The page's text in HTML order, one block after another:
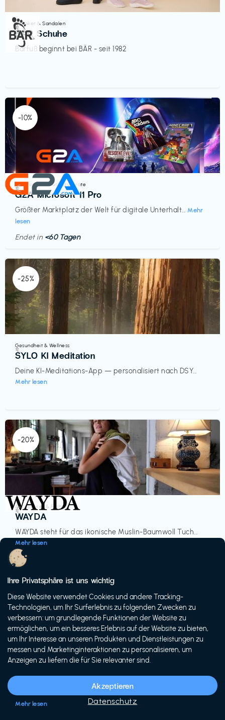
Sneaker & Sandalen
BÄR Schuhe
Barfuß beginnt bei BÄR - seit 1982
€‎
-10%
Elektronik & Haushaltsgeräte
G2A Microsoft 11 Pro
Größter Marktplatz der Welt für digitale Unterhalt... Mehr
lesen
€‎
Endet in <60 Tagen
-25%
Gesundheit & Wellness
SYLO KI Meditation
Deine KI-Meditations-App — personalisiert nach DSY...
Mehr lesen
€‎
-20%
Accessoires & Fashion
WAYDA
WAYDA steht für das ikonische Muslin-Baumwoll Tuch...
Mehr lesen
€‎
-20%
Siech Cycles
Entdecke den Schweizer Brand für urbane Fahrräder...
Mehr lesen
Ihre Privatsphäre ist uns wichtig
Diese Website verwendet Cookies und andere Tracking-
Technologien, um Ihr Surferlebnis zu folgenden Zwecken zu
verbessern: um grundlegende Funktionen der Website zu
ermöglichen, um ein besseres Erlebnis auf der Website zu bieten,
um Ihr Interesse an unseren Produkten und Dienstleistungen zu
messen und Marketinginteraktionen zu personalisieren, um
Anzeigen zu liefern die für Sie relevanter sind.
Akzeptieren
Datenschutz